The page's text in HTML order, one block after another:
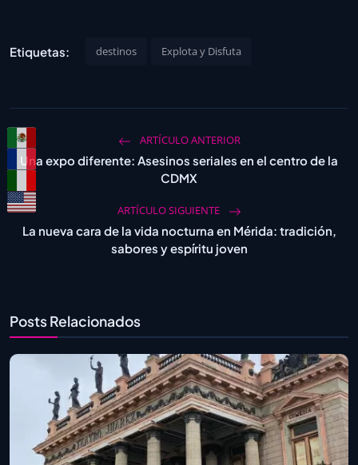
Etiquetas: destinos Explota y Disfuta
ARTÍCULO ANTERIOR
Una expo diferente: Asesinos seriales en el centro de la
CDMX
ARTÍCULO SIGUIENTE
La nueva cara de la vida nocturna en Mérida: tradición,
sabores y espíritu joven
Posts Relacionados